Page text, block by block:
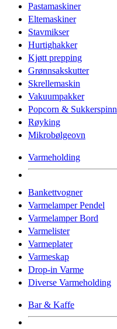
Pastamaskiner
Eltemaskiner
Stavmikser
Hurtighakker
Kjøtt prepping
Grønnsakskutter
Skrellemaskin
Vakuumpakker
Popcorn & Sukkerspinn
Røyking
Mikrobølgeovn
Varmeholding
Bankettvogner
Varmelamper Pendel
Varmelamper Bord
Varmelister
Varmeplater
Varmeskap
Drop-in Varme
Diverse Varmeholding
Bar & Kaffe